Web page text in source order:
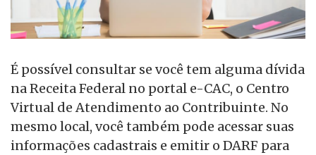
É possível consultar se você tem alguma dívida
na Receita Federal no portal e-CAC, o Centro
Virtual de Atendimento ao Contribuinte. No
mesmo local, você também pode acessar suas
informações cadastrais e emitir o DARF para